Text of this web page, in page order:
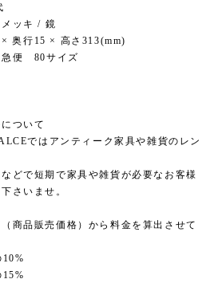
キ / 鏡
行15 × 高さ313(mm)
80サイズ
ついて
ではアンティーク家具や雑貨のレン
どで短期で家具や雑貨が必要なお客様
さいませ。
商品販売価格）から料金を算出させて